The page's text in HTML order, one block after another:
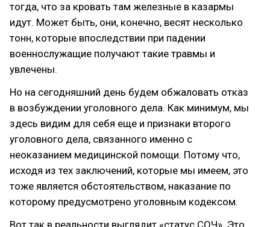
тогда, что за кровать там железные в казармы
идут. Может быть, они, конечно, весят несколько
тонн, которые впоследствии при падении
военнослужащие получают такие травмы и
увлечены.
Но на сегодняшний день будем обжаловать отказ
в возбуждении уголовного дела. Как минимум, мы
здесь видим для себя еще и признаки второго
уголовного дела, связанного именно с
неоказанием медицинской помощи. Потому что,
исходя из тех заключений, которые мы имеем, это
тоже является обстоятельством, наказание по
которому предусмотрено уголовным кодексом.
Вот так в реальности выглядит «статус СОЧ». Это